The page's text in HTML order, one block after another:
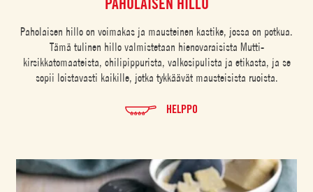
PAHOLAISEN HILLO
Paholaisen hillo on voimakas ja mausteinen kastike, jossa on potkua.
Tämä tulinen hillo valmistetaan hienovaraisista Mutti-
kirsikkatomaateista, chilipippurista, valkosipulista ja etikasta, ja se
sopii loistavasti kaikille, jotka tykkäävät mausteisista ruoista.
HELPPO